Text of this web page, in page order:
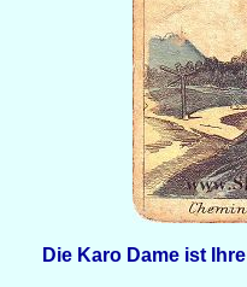
Die Karo Dame ist